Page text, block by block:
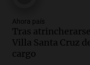
Panorama Federal
Episodios
Audio.
Group en
Ahora país
Tras
Villa Santa Cruz
cargo